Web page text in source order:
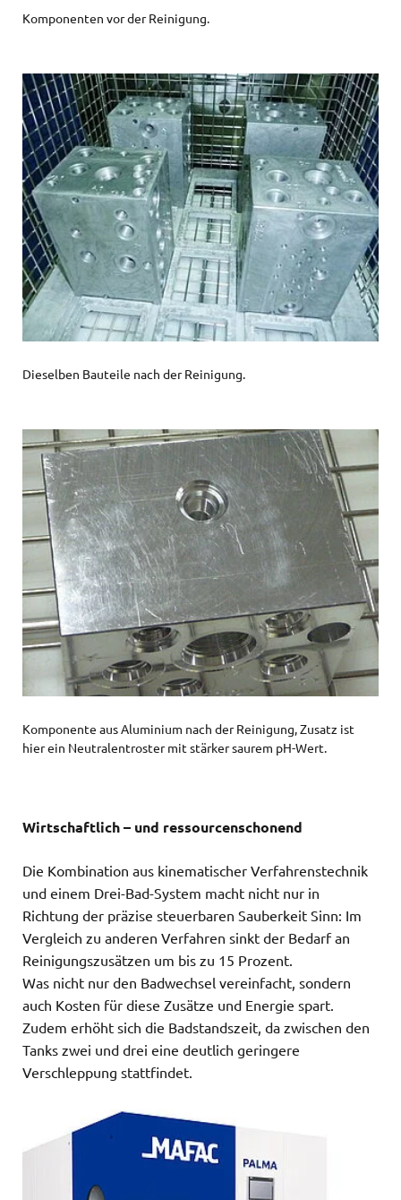
Komponenten vor der Reinigung.
Dieselben Bauteile nach der Reinigung.
Komponente aus Aluminium nach der Reinigung, Zusatz ist
hier ein Neutralentroster mit stärker saurem pH-Wert.
Wirtschaftlich – und ressourcenschonend
Die Kombination aus kinematischer Verfahrenstechnik
und einem Drei-Bad-System macht nicht nur in
Richtung der präzise steuerbaren Sauberkeit Sinn: Im
Vergleich zu anderen Verfahren sinkt der Bedarf an
Reinigungszusätzen um bis zu 15 Prozent.
Was nicht nur den Badwechsel vereinfacht, sondern
auch Kosten für diese Zusätze und Energie spart.
Zudem erhöht sich die Badstandszeit, da zwischen den
Tanks zwei und drei eine deutlich geringere
Verschleppung stattfindet.